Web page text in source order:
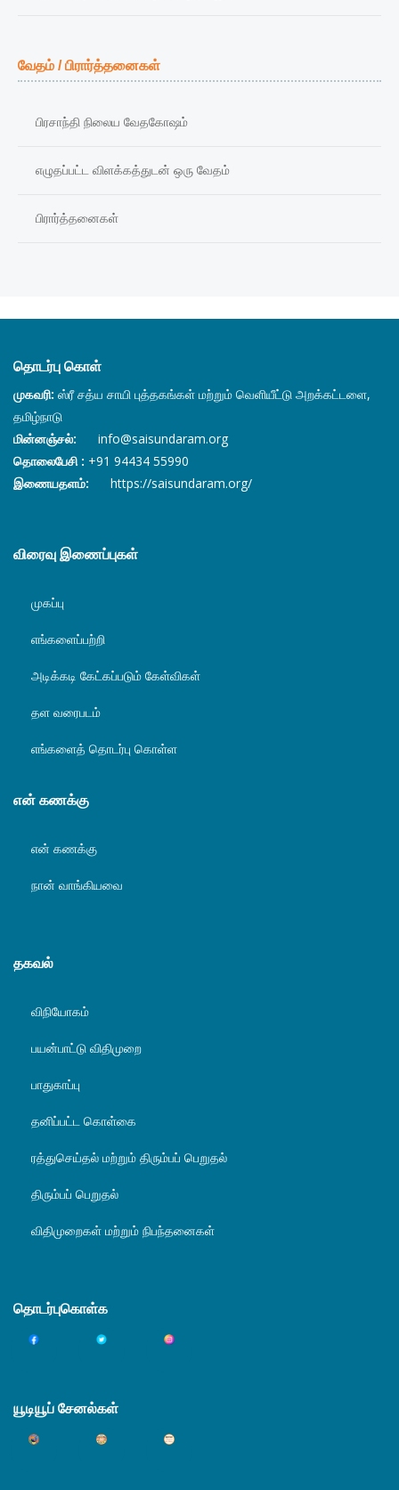
வேதம் / பிரார்த்தனைகள்
பிரசாந்தி நிலைய வேதகோஷம்
எழுதப்பட்ட விளக்கத்துடன் ஒரு வேதம்
பிரார்த்தனைகள்
தொடர்பு கொள்
முகவரி: ஸ்ரீ சத்ய சாயி புத்தகங்கள் மற்றும் வெளியீட்டு அறக்கட்டளை,
தமிழ்நாடு
மின்னஞ்சல்:
info@saisundaram.org
தொலைபேசி : +91 94434 55990
இணையதளம்:
https://saisundaram.org/
விரைவு இணைப்புகள்
முகப்பு
எங்களைப்பற்றி
அடிக்கடி கேட்கப்படும் கேள்விகள்
தள வரைபடம்
எங்களைத் தொடர்பு கொள்ள
என் கணக்கு
என் கணக்கு
நான் வாங்கியவை
தகவல்
விநியோகம்
பயன்பாட்டு விதிமுறை
பாதுகாப்பு
தனிப்பட்ட கொள்கை
ரத்துசெய்தல் மற்றும் திரும்பப் பெறுதல்
திரும்பப் பெறுதல்
விதிமுறைகள் மற்றும் நிபந்தனைகள்
தொடர்புகொள்க
யூடியூப் சேனல்கள்